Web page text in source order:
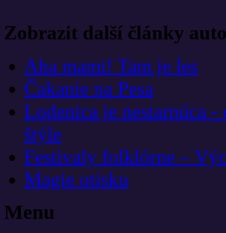
Zobrazit další články
Aha mami! Tam je les
Čakanie na Pesa
Lodenica je nestarnúca
štýle
Festivaly folklórne –
Magie otisku
Menu